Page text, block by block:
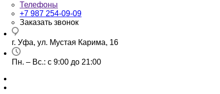
Телефоны
+7 987 254-09-09
Заказать звонок
г. Уфа, ул. Мустая Карима, 16
Пн. – Вс.: с 9:00 до 21:00